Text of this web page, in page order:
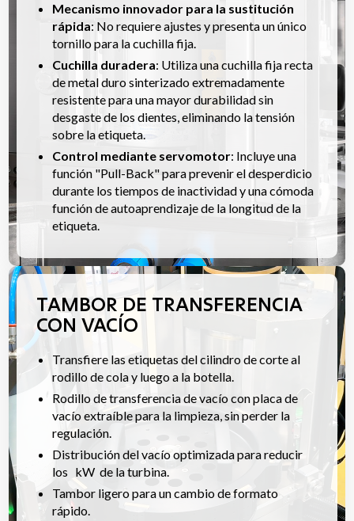
Mecanismo innovador para la sustitución
rápida: No requiere ajustes y presenta un único
tornillo para la cuchilla fija.
Cuchilla duradera: Utiliza una cuchilla fija recta
de metal duro sinterizado extremadamente
resistente para una mayor durabilidad sin
desgaste de los dientes, eliminando la tensión
sobre la etiqueta.
Control mediante servomotor: Incluye una
función "Pull-Back" para prevenir el desperdicio
durante los tiempos de inactividad y una cómoda
función de autoaprendizaje de la longitud de la
etiqueta.
TAMBOR DE TRANSFERENCIA
CON VACÍO
Transfiere las etiquetas del cilindro de corte al
rodillo de cola y luego a la botella.
Rodillo de transferencia de vacío con placa de
vacío extraíble para la limpieza, sin perder la
regulación.
Distribución del vacío optimizada para reducir
los kW de la turbina.
Tambor ligero para un cambio de formato
rápido.